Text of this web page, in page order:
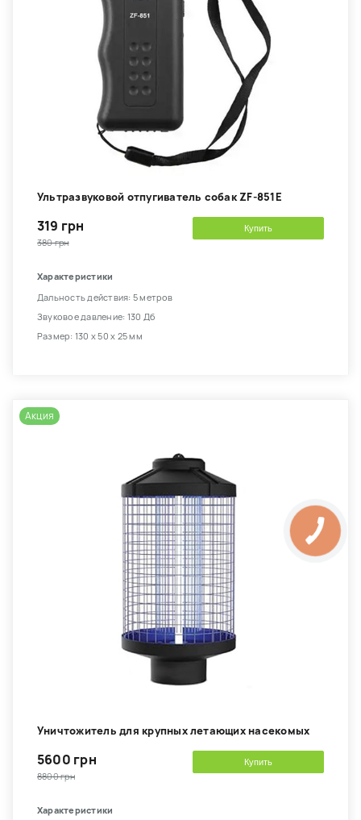
Ультразвуковой отпугиватель собак ZF-851E
319 грн
380 грн
Купить
Характеристики
Дальность действия: 5 метров
Звуковое давление: 130 Дб
Размер: 130 х 50 х 25 мм
Акция
Уничтожитель для крупных летающих насекомых
5600 грн
8800 грн
Купить
Характеристики